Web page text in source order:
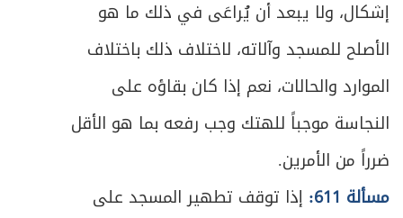
إشكال، ولا يبعد أن يُراعَى في ذلك ما هو
الأصلح للمسجد وآلاته، لاختلاف ذلك باختلاف
الموارد والحالات، نعم إذا كان بقاؤه على
النجاسة موجباً للهتك وجب رفعه بما هو الأقل
ضرراً من الأمرين.
مسألة 611:
إذا توقف تطهير المسجد على